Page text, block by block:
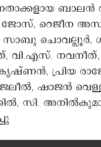
ബാലൻ
ജോസ്, റെജീന
സാബു ചൊവല്ലൂർ,
വി.എസ്. നവനീത്,
പ്രിയ
ഷാജൻ
സി.